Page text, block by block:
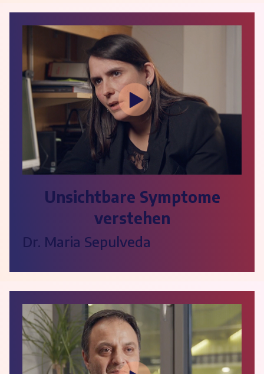
Unsichtbare Symptome
verstehen
Dr. Maria Sepulveda